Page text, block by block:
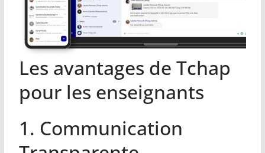
Les avantages de Tchap
pour les enseignants
1. Communication